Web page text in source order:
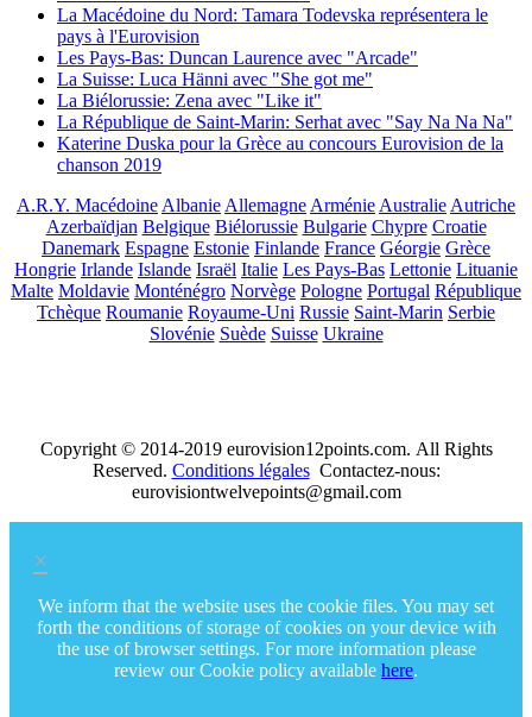
La Macédoine du Nord: Tamara Todevska représentera le
pays à l'Eurovision
Les Pays-Bas: Duncan Laurence avec "Arcade"
La Suisse: Luca Hänni avec "She got me"
La Biélorussie: Zena avec "Like it"
La République de Saint-Marin: Serhat avec "Say Na Na Na"
Katerine Duska pour la Grèce au concours Eurovision de la
chanson 2019
A.R.Y. MacédoineAlbanieAllemagneArménieAustralieAutriche
Azerbaïdjan Belgique Biélorussie Bulgarie Chypre Croatie
Danemark Espagne Estonie Finlande France Géorgie Grèce
Hongrie Irlande Islande Israël Italie Les Pays-Bas Lettonie Lituanie
Malte Moldavie Monténégro Norvège Pologne Portugal République
Tchèque Roumanie Royaume-Uni Russie Saint-Marin Serbie
Slovénie Suède Suisse Ukraine
Copyright © 2014-2019 eurovision12points.com. All Rights
Reserved. Conditions légalesContactez-nous:
eurovisiontwelvepoints@gmail.com
×
We inform that the website uses the cookie files. You may set
forth the conditions of storage of cookies on your device with
the use of browser settings. For more information please
review our Cookie policy available here.